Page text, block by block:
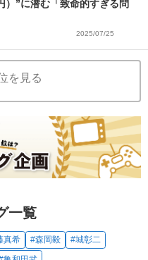
）”に潜む「致命的すぎる問
2025/07/25
を見る
一覧
真希 #森岡毅
#城彰二